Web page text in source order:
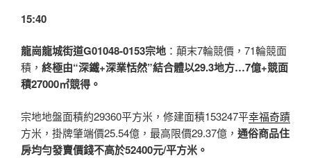
15:40
龍崗龍城街道G01048-0153宗地 ：顛末7輪競價，71輪競面
積， 終極由“深鐵+深業恬然”結合體以29.3地方…7億+競面
積27000㎡競得。
宗地地盤面積約29360平方米，修建面積153247平幸福奇蹟
方米，掛牌肇端價25.54億，最高限價29.37億， 通俗商品住
房均勻發賣價錢不高於52400元/平方米。